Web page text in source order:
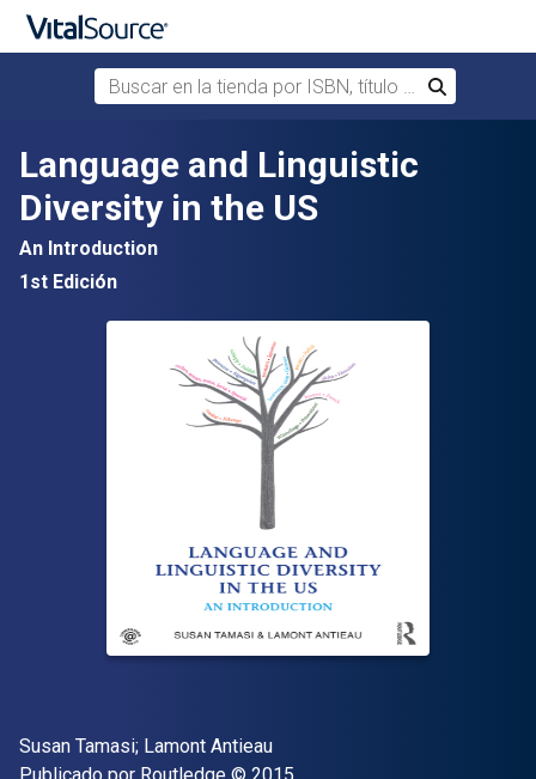
Saltar al contenido principal
Buscar en la tienda por ISBN, título o autor
Buscar
Language and Linguistic
Diversity in the US
An Introduction
1st Edición
Autor(es)
Susan Tamasi; Lamont Antieau
Editor
Copyright